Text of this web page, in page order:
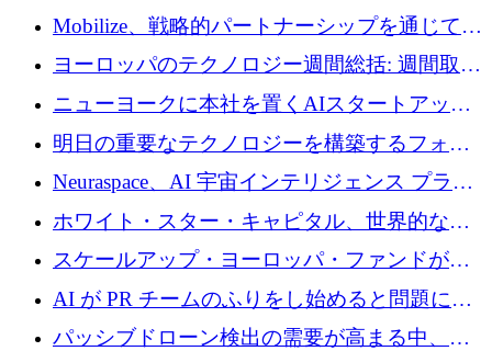
ジェンス ネットワークを構築するために 900
万ドルのシードを調達
Mobilize、戦略的パートナーシップを通じて通
信ソフトウェア会社を拡大するための投資部
ヨーロッパのテクノロジー週間総括: 週間取引
額 8 億 7,800 万ユーロと 2026 年上半期の主要
ニューヨークに本社を置くAIスタートアップ
Modal Labsがロンドンオフィスを開設
明日の重要なテクノロジーを構築するフォト
ニクスのスケールアップに対応する
Neuraspace、AI 宇宙インテリジェンス プラッ
トフォームの拡大に 1,560 万ユーロを投資
ホワイト・スター・キャピタル、世界的なス
タートアップをシリーズAからBまで支援する
ために2億5,000万ドルのファンドIVを閉鎖
スケールアップ・ヨーロッパ・ファンドが初
の投資を行い、Iceeyeの10億ユーロのラウンド
を共同主導
AI が PR チームのふりをし始めると問題にな
ります
パッシブドローン検出の需要が高まる中、